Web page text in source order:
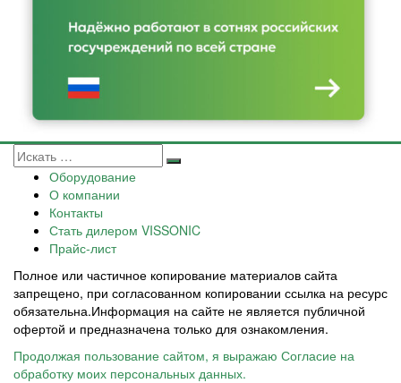
Оборудование
О компании
Контакты
Стать дилером VISSONIC
Прайс-лист
Полное или частичное копирование материалов сайта
запрещено, при согласованном копировании ссылка на ресурс
обязательна.Информация на сайте не является публичной
офертой и предназначена только для ознакомления.
Продолжая пользование сайтом, я выражаю Согласие на
обработку моих персональных данных.